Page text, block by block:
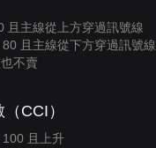
且主線從上方穿過訊號線
且主線從下方穿過訊號線
不賣
CCI）
且上升